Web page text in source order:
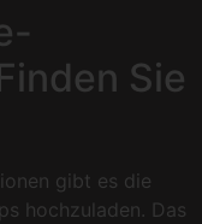
Sie
gibt es die
hochzuladen. Das